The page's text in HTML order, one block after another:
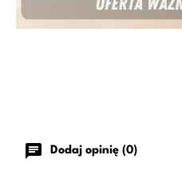
chat Dodaj opinię (0)